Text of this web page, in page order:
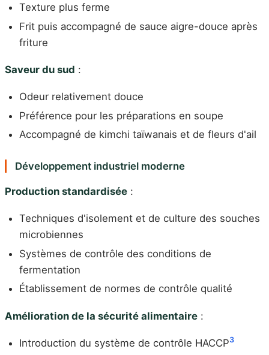
Texture plus ferme
Frit puis accompagné de sauce aigre-douce après
friture
Saveur du sud :
Odeur relativement douce
Préférence pour les préparations en soupe
Accompagné de kimchi taïwanais et de fleurs d'ail
Développement industriel moderne
Production standardisée :
Techniques d'isolement et de culture des souches
microbiennes
Systèmes de contrôle des conditions de
fermentation
Établissement de normes de contrôle qualité
Amélioration de la sécurité alimentaire :
Introduction du système de contrôle HACCP3